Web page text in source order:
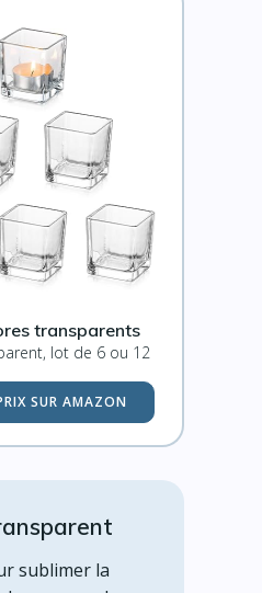
transparents
lot de 6 ou 12
SUR AMAZON
sublimer la